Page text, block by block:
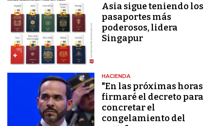
Asia sigue teniendo los
pasaportes más
poderosos, lidera
Singapur
HACIENDA
"En las próximas horas
firmaré el decreto para
concretar el
congelamiento del